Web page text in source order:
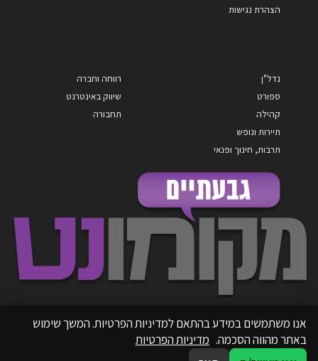
הצהרת נגישות
נדל"ן
ספורט
קהילה
תיירות ונופש
תרבות, חינוך ופנאי
רווחה וחברה
שיווק באינטרנט
תחבורה
אנו משתמשים במידע בהתאם למדיניות הפרטיות. המשך שימוש
באתר מהווה הסכמה. מדיניות הפרטיות